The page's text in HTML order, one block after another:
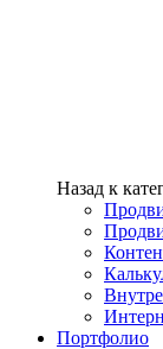
Назад к
Портфолио